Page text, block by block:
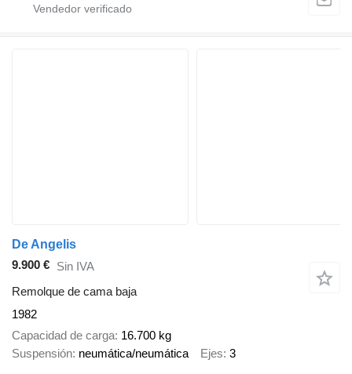
De Angelis
9.900 € Sin IVA
Remolque de cama baja
1982
Capacidad de carga 16.700 kg
Suspensión neumática/neumática Ejes 3